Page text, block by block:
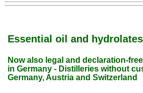
Essential oil and hydrolates
Now also legal and declaration-
in Germany - Distilleries without
Germany, Austria and Switzerland